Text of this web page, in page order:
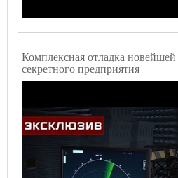
Комплексная отладка
секретного предприятия